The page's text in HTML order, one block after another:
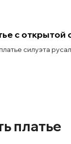
с открытой
силуэта
платье